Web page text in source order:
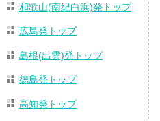
和歌山(南紀白浜)発トップ
広島発トップ
島根(出雲)発トップ
徳島発トップ
高知発トップ